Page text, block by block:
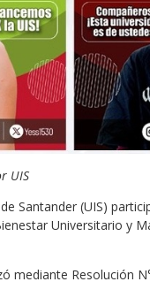
UIS
Santander (UIS)
Universitario y
mediante Resolución